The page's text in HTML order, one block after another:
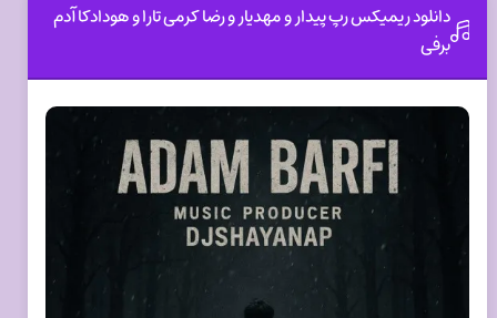
دانلود ریمیکس رپ پیدار و مهدیار و رضا کرمی تارا و هودادکا آدم
برفی